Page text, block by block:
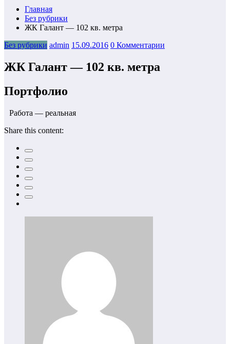
Главная
Без рубрики
ЖК Галант — 102 кв. метра
Без рубрики admin 15.09.2016 0 Комментарии
ЖК Галант — 102 кв. метра
Портфолио
Работа — реальная
Share this content: